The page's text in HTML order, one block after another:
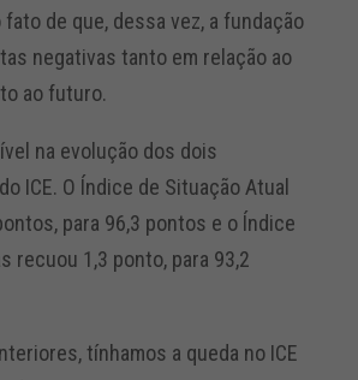
fato de que, dessa vez, a fundação
negativas tanto em relação ao
ao futuro.
na evolução dos dois
ICE. O Índice de Situação Atual
para 96,3 pontos e o Índice
recuou 1,3 ponto, para 93,2
tínhamos a queda no ICE